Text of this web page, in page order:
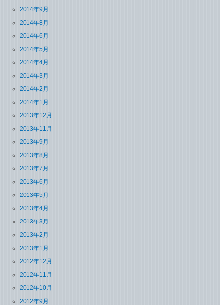
2014年9月
2014年8月
2014年6月
2014年5月
2014年4月
2014年3月
2014年2月
2014年1月
2013年12月
2013年11月
2013年9月
2013年8月
2013年7月
2013年6月
2013年5月
2013年4月
2013年3月
2013年2月
2013年1月
2012年12月
2012年11月
2012年10月
2012年9月